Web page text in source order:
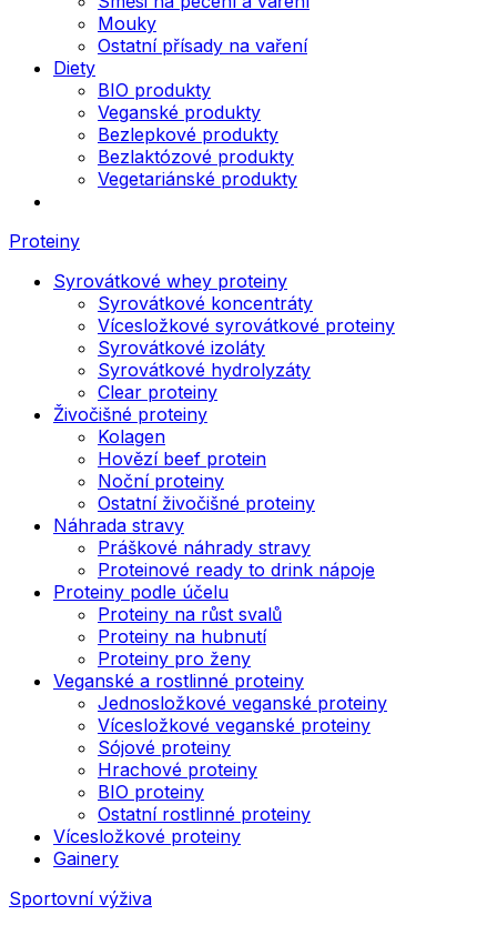
Mouky
Ostatní přísady na vaření
Diety
BIO produkty
Veganské produkty
Bezlepkové produkty
Bezlaktózové produkty
Vegetariánské produkty
Proteiny
Syrovátkové whey proteiny
Syrovátkové koncentráty
Vícesložkové syrovátkové proteiny
Syrovátkové izoláty
Syrovátkové hydrolyzáty
Clear proteiny
Živočišné proteiny
Kolagen
Hovězí beef protein
Noční proteiny
Ostatní živočišné proteiny
Náhrada stravy
Práškové náhrady stravy
Proteinové ready to drink nápoje
Proteiny podle účelu
Proteiny na růst svalů
Proteiny na hubnutí
Proteiny pro ženy
Veganské a rostlinné proteiny
Jednosložkové veganské proteiny
Vícesložkové veganské proteiny
Sójové proteiny
Hrachové proteiny
BIO proteiny
Ostatní rostlinné proteiny
Vícesložkové proteiny
Gainery
Sportovní výživa